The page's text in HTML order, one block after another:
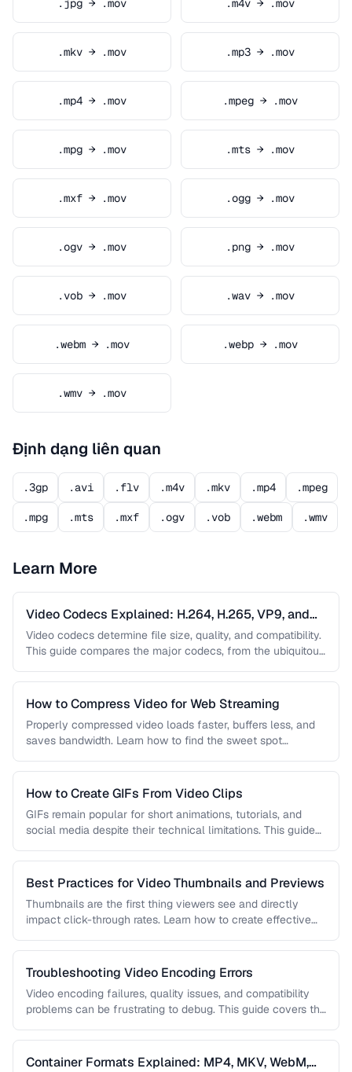
.jpg → .mov .m4v → .mov
.mkv → .mov .mp3 → .mov
.mp4 → .mov .mpeg → .mov
.mpg → .mov .mts → .mov
.mxf → .mov .ogg → .mov
.ogv → .mov .png → .mov
.vob → .mov .wav → .mov
.webm → .mov .webp → .mov
.wmv → .mov
Định dạng liên quan
.3gp .avi .flv .m4v .mkv .mp4 .mpeg
.mpg .mts .mxf .ogv .vob .webm .wmv
Learn More
Video Codecs Explained: H.264, H.265, VP9, and
AV1
Video codecs determine file size, quality, and compatibility.
This guide compares the major codecs, from the ubiquitous
How to Compress Video for Web Streaming
Properly compressed video loads faster, buffers less, and
saves bandwidth. Learn how to find the sweet spot
How to Create GIFs From Video Clips
GIFs remain popular for short animations, tutorials, and
social media despite their technical limitations. This guide
Best Practices for Video Thumbnails and Previews
Thumbnails are the first thing viewers see and directly
impact click-through rates. Learn how to create effective
Troubleshooting Video Encoding Errors
Video encoding failures, quality issues, and compatibility
problems can be frustrating to debug. This guide covers the
Container Formats Explained: MP4, MKV, WebM,